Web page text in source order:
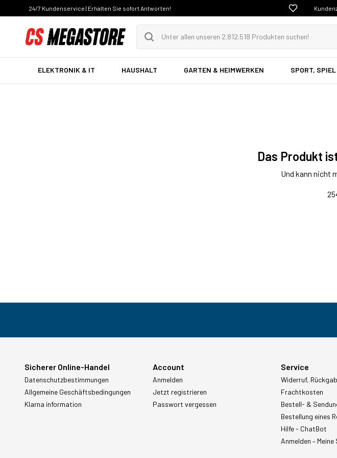
24/7 Kundenservice | Erhalten Sie sofort Antworten!
ELEKTRONIK & IT HAUSHALT GARTEN & HEIMWERKEN SPORT,
Das Produkt
Und kann nicht
Sicherer Online-Handel
Datenschutzbestimmungen
Allgemeine Geschäftsbedingungen
Klarna information
Account
Anmelden
Jetzt registrieren
Passwort vergessen
Service
Widerruf,
Frachtkosten
Bestell- &
Bestellung eines
Hilfe - ChatBot
Anmelden – Meine